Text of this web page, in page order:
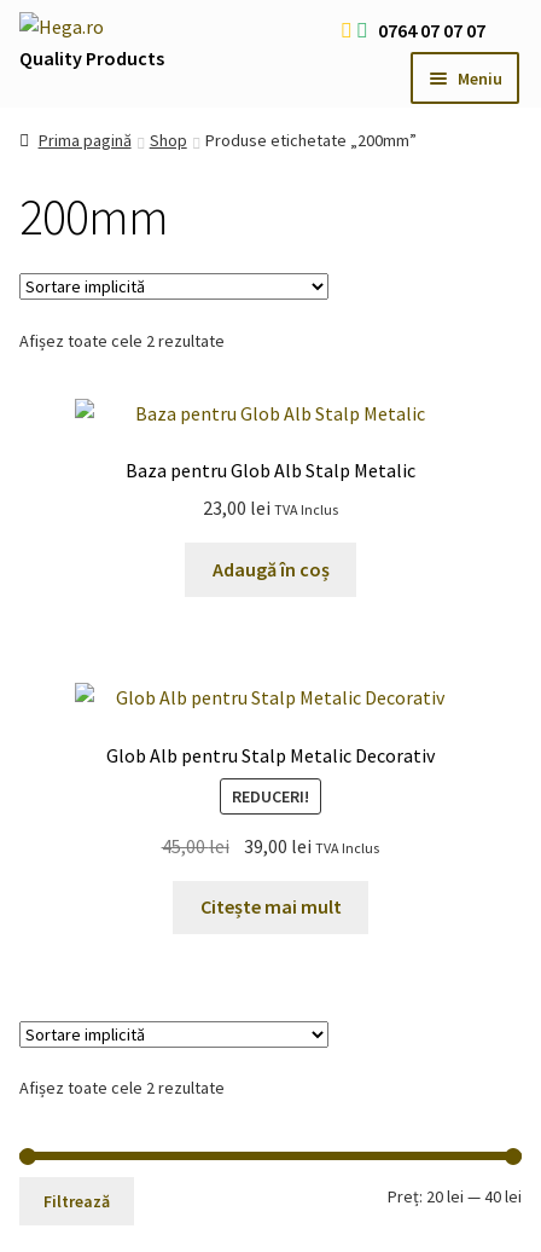
Sari
la
Sari
la
Quality Products
0764 07 07 07
Meniu
Contact
Usi
Iluminat LED
Prima pagină Shop Produse etichetate „200mm”
200mm
Afișez toate cele 2 rezultate
Baza pentru Glob Alb Stalp Metalic
23,00 lei TVA Inclus
Adaugă în coș
Glob Alb pentru Stalp Metalic Decorativ
REDUCERI!
45,00lei Prețul
a
39,00 lei Prețul
este:
TVA Inclus
Citește mai mult
Afișez toate cele 2 rezultate
Filtrează Preț: 20 lei —40 lei